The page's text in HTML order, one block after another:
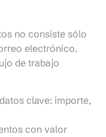
no consiste sólo
electrónico.
de trabajo
clave: importe,
con valor